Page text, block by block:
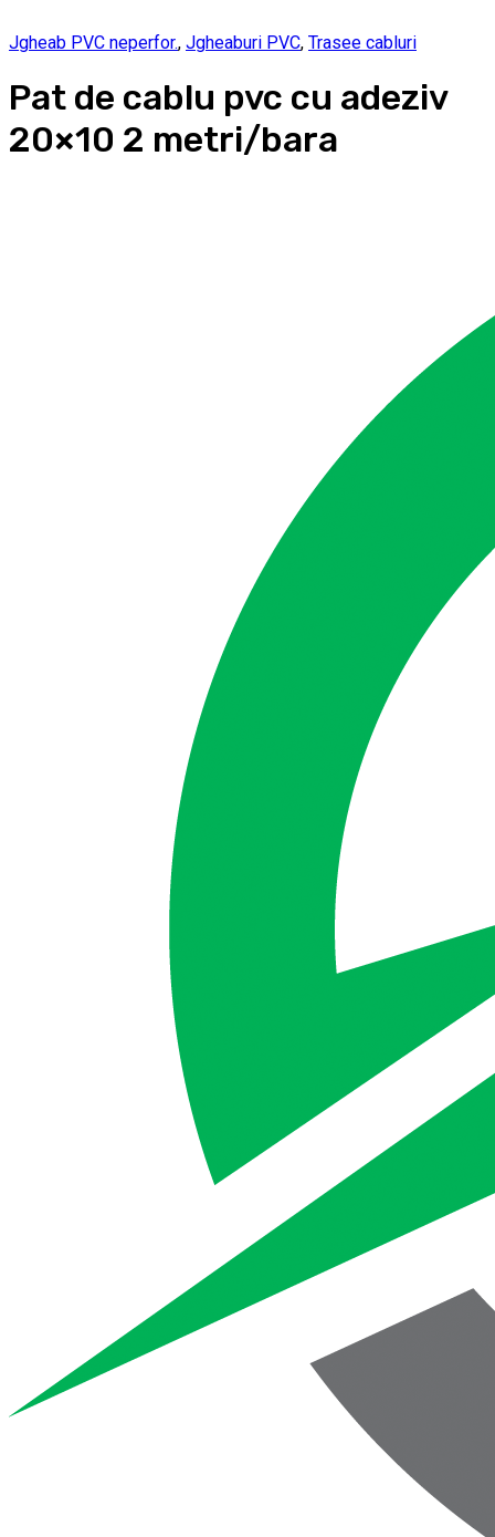
Jgheab PVC neperfor., Jgheaburi PVC, Trasee cabluri
Pat de cablu pvc cu adeziv
20×10 2 metri/bara